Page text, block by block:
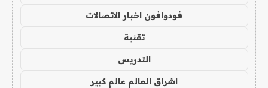
فودوافون اخبار الاتصالات
تقنية
التدريس
اشراق العالم عالم كبير